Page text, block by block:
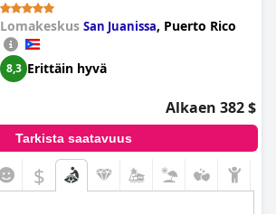
Lomakeskus San Juanissa, Puerto Rico
8,3 Erittäin hyvä
Alkaen 382 $
Tarkista saatavuus
$